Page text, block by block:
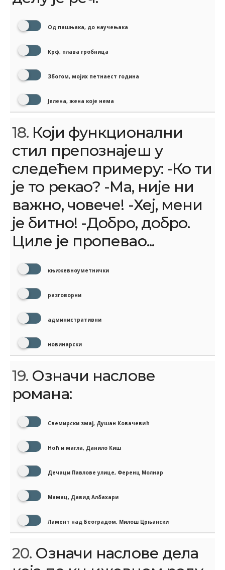
Од пашњака, до научењака
Крф, плава гробница
Збогом, мојих петнаест година
Јелена, жена које нема
18. Који функционални
стил препознајеш у
следећем примеру: -Ко ти
је то рекао? -Ма, није ни
важно, човече! -Хеј, мени
је битно! -Добро, добро.
Циле је пропевао...
књижевноуметнички
разговорни
административни
новинарски
19. Означи наслове
романа:
Свемирски змај, Душан Ковачевић
Ноћ и магла, Данило Киш
Дечаци Павлове улице, Ференц Молнар
Мамац, Давид Албахари
Ламент над Београдом, Милош Црњански
20. Означи наслове дела